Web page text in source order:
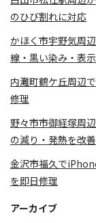
のひび割れに対応
かほく市宇野気周
線・黒い染み・表
内灘町鶴ケ丘周辺
修理
野々市市御経塚周
の減り・発熱を改善
金沢市福久で
を即日修理
アーカイブ